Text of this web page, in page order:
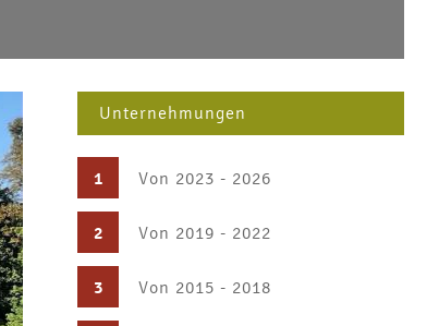
Unternehmungen
1 Von 2023 - 2026
2 Von 2019 - 2022
3 Von 2015 - 2018